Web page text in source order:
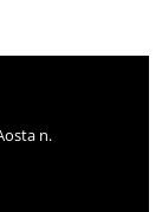
n.